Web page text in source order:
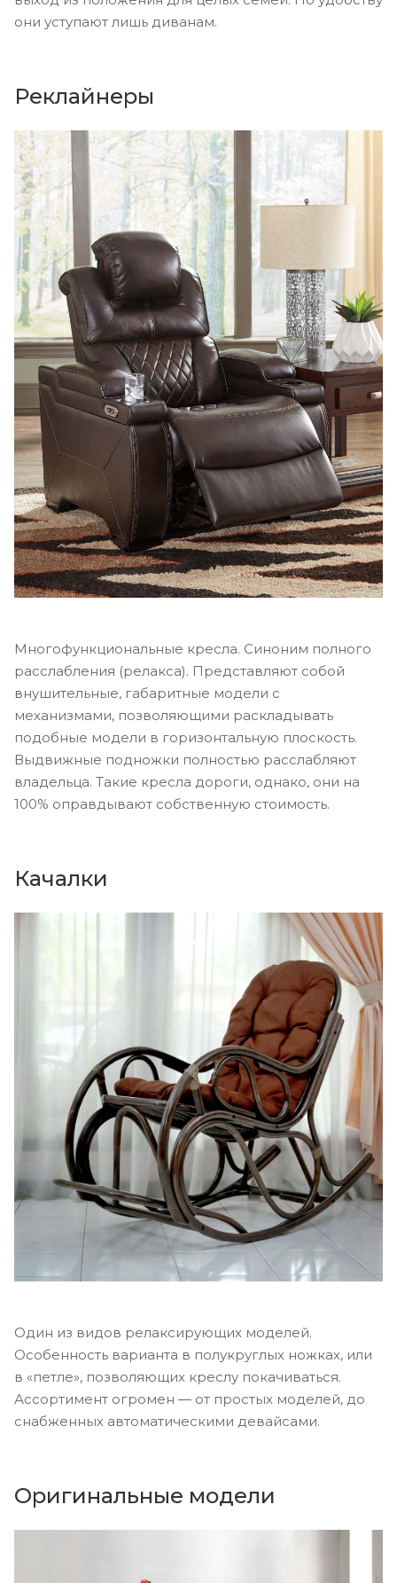
они уступают лишь диванам.
Реклайнеры
Многофункциональные кресла. Синоним полного
расслабления (релакса). Представляют собой
внушительные, габаритные модели с
механизмами, позволяющими раскладывать
подобные модели в горизонтальную плоскость.
Выдвижные подножки полностью расслабляют
владельца. Такие кресла дороги, однако, они на
100% оправдывают собственную стоимость.
Качалки
Один из видов релаксирующих моделей.
Особенность варианта в полукруглых ножках, или
в «петле», позволяющих креслу покачиваться.
Ассортимент огромен ― от простых моделей, до
снабженных автоматическими девайсами.
Оригинальные модели